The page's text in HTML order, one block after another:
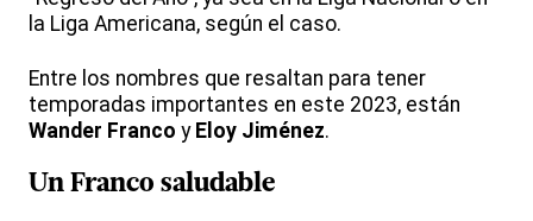
la Liga Americana, según el caso.
Entre los nombres que resaltan para tener
temporadas importantes en este 2023, están
Wander Franco y Eloy Jiménez.
Un Franco saludable